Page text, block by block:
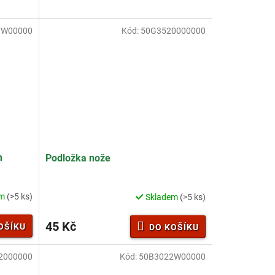
(>5 ks)
Podložka nože
Skladem (>5 ks)
45 Kč DO KOŠÍKU
Kód: 50G3520000000
Kód: 50B3022W00000